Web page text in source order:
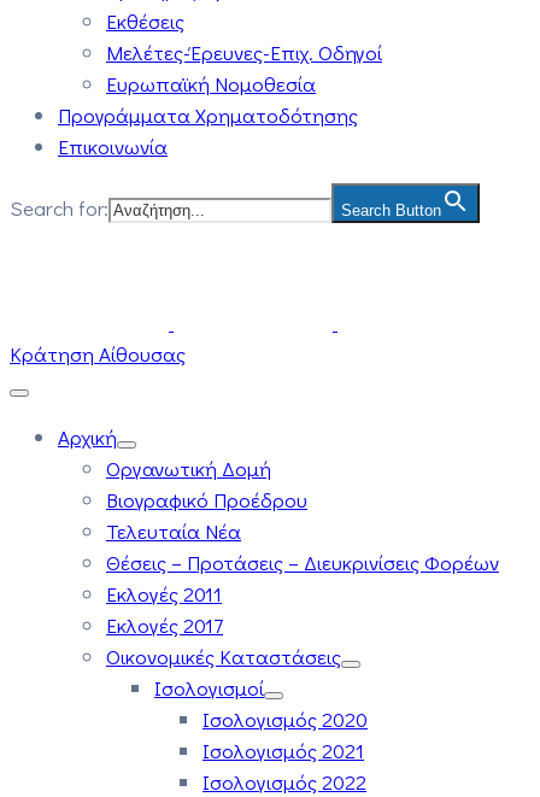
Εκθέσεις
Μελέτες-Έρευνες-Επιχ. Οδηγοί
Ευρωπαϊκή Νομοθεσία
Προγράμματα Χρηματοδότησης
Επικοινωνία
Search for: Search Button
Κράτηση Αίθουσας
Αρχική
Οργανωτική Δομή
Βιογραφικό Προέδρου
Τελευταία Νέα
Θέσεις – Προτάσεις – Διευκρινίσεις Φορέων
Εκλογές 2011
Εκλογές 2017
Οικονομικές Καταστάσεις
Ισολογισμοί
Ισολογισμός 2020
Ισολογισμός 2021
Ισολογισμός 2022